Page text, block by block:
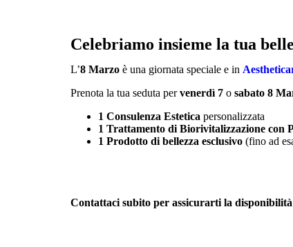
Celebriamo insieme la tua
L’8 Marzo è una giornata speciale e in
Prenota la tua seduta pervenerdì 7 o sabato 8
1 Consulenza Estetica personalizzata
1 Trattamento di Biorivitalizzazione con
1 Prodotto di bellezza esclusivo (fino ad
Contattaci subito per assicurarti la